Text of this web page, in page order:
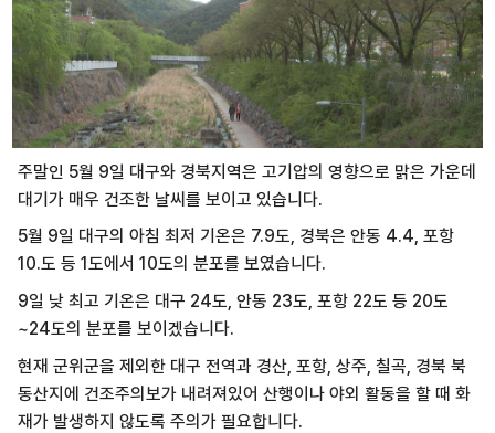
주말인 5월 9일 대구와 경북지역은 고기압의 영향으로 맑은 가운데
대기가 매우 건조한 날씨를 보이고 있습니다.
5월 9일 대구의 아침 최저 기온은 7.9도, 경북은 안동 4.4, 포항
10.도 등 1도에서 10도의 분포를 보였습니다.
9일 낮 최고 기온은 대구 24도, 안동 23도, 포항 22도 등 20도
~24도의 분포를 보이겠습니다.
현재 군위군을 제외한 대구 전역과 경산, 포항, 상주, 칠곡, 경북 북
동산지에 건조주의보가 내려져있어 산행이나 야외 활동을 할 때 화
재가 발생하지 않도록 주의가 필요합니다.